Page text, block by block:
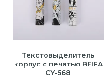
Текстовыделитель
корпус с печатью BEIFA
CY-568